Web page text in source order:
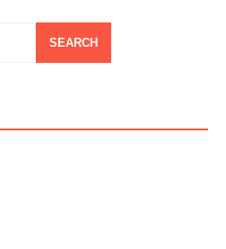
SEARCH